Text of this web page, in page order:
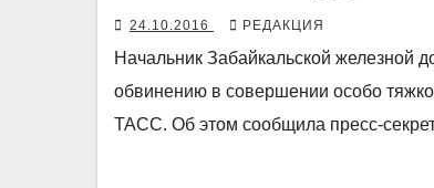
24.10.2016 РЕДАКЦИЯ
Начальник Забайкальской железной
обвинению в совершении особо
ТАСС. Об этом сообщила пресс-